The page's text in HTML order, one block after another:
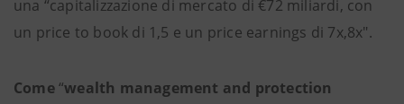
una “capitalizzazione di mercato di €72 miliardi, con
un price to book di 1,5 e un price earnings di 7x,8x".
Come“wealth management and protection